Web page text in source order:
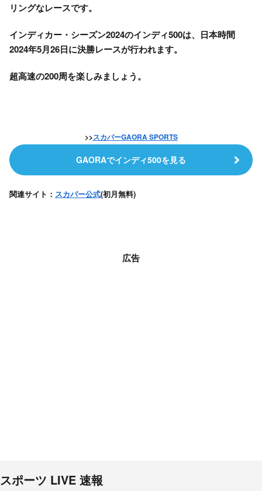
リングなレースです。
インディカー・シーズン2024のインディ500は、日本時間
2024年5月26日に決勝レースが行われます。
超高速の200周を楽しみましょう。
>>スカパーGAORA SPORTS
GAORAでインディ500を見る
関連サイト： スカパー公式(初月無料)
広告
スポーツ LIVE 速報